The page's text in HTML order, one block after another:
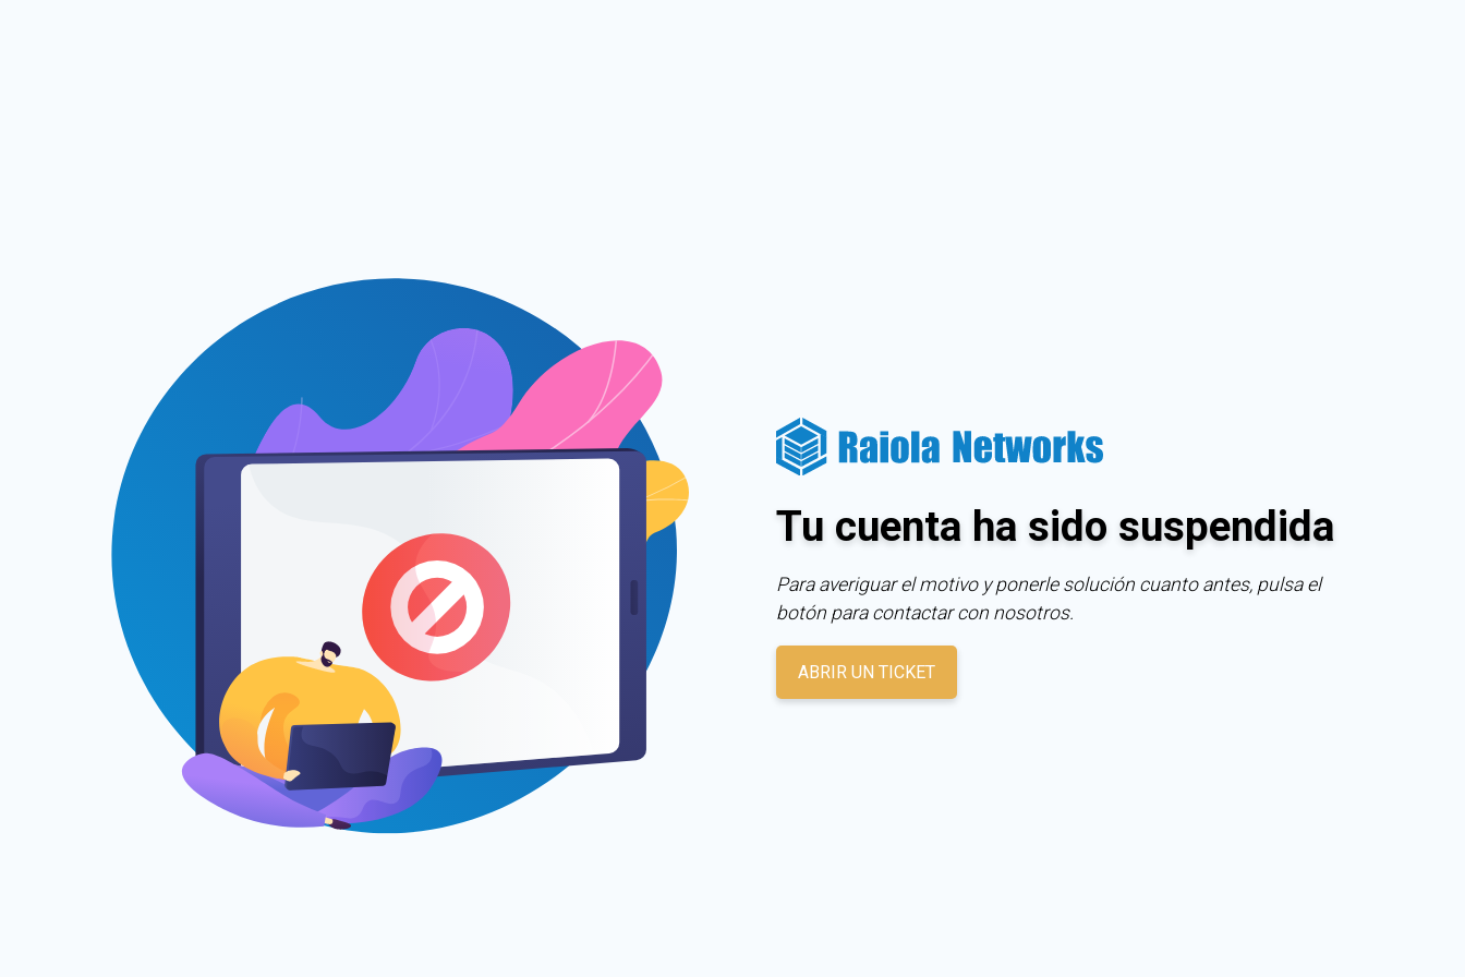
Tu cuenta ha sido suspendida
Para averiguar el motivo y ponerle solución cuanto antes, pulsa el
botón para contactar con nosotros.
ABRIR UN TICKET